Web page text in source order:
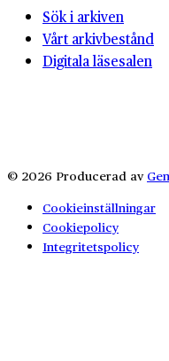
Sök i arkiven
Vårt arkivbestånd
Digitala läsesalen
© 2026 Producerad av
Cookieinställningar
Cookiepolicy
Integritetspolicy